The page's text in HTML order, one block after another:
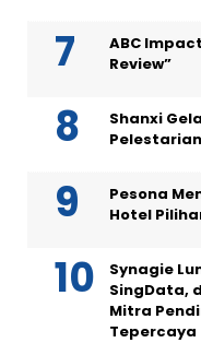
ABC
Review”
Shanxi
Pesona
Hotel
Synagie
SingData,
Mitra
Tepercaya